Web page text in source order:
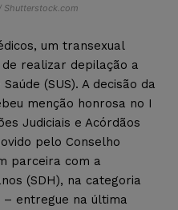
Shutterstock.com
um transexual
realizar depilação a
(SUS). A decisão da
menção honrosa no I
Judiciais e Acórdãos
pelo Conselho
parceira com a
(SDH), na categoria
– entregue na última